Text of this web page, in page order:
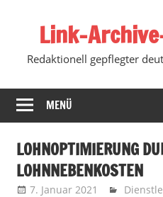
springenLink-
Redaktionell gepflegter
MENÜ
LOHNOPTIMIERUNG
LOHNNEBENKOSTEN
7. Januar 2021 Marko